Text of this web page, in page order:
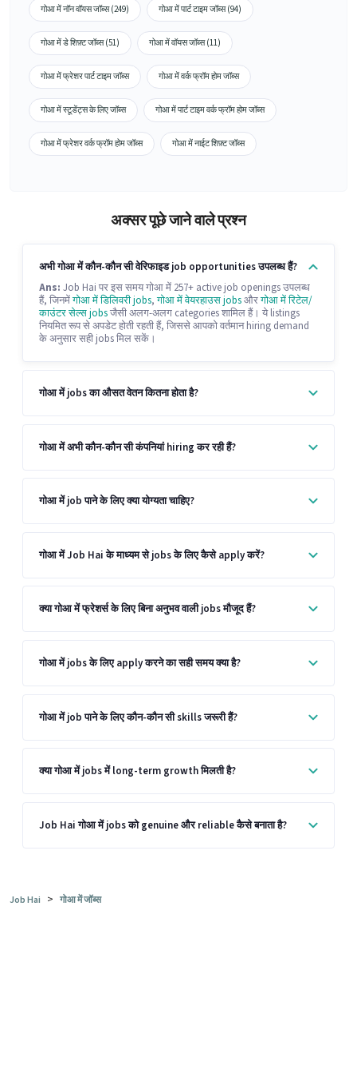
गोआ में नॉन वॉयस जॉब्स (249) गोआ में पार्ट टाइम जॉब्स (94)
गोआ में डे शिफ़्ट जॉब्स (51) गोआ में वॉयस जॉब्स (11)
गोआ में फ्रेशर पार्ट टाइम जॉब्स गोआ में वर्क फ्रॉम होम जॉब्स
गोआ में स्टूडेंट्स के लिए जॉब्स गोआ में पार्ट टाइम वर्क फ्रॉम होम जॉब्स
गोआ में फ्रेशर वर्क फ्रॉम होम जॉब्स गोआ में नाईट शिफ़्ट जॉब्स
अक्सर पूछे जाने वाले प्रश्न
अभी गोआ में कौन-कौन सी वेरिफाइड job opportunities उपलब्ध हैं?
Ans: Job Hai पर इस समय गोआ में 257+ active job openings उपलब्ध
हैं, जिनमेंगोआ में डिलिवरी jobs,गोआ में वेयरहाउस jobsऔरगोआ में रिटेल/
काउंटर सेल्स jobsजैसी अलग-अलग categories शामिल हैं। ये listings
नियमित रूप से अपडेट होती रहती हैं, जिससे आपको वर्तमान hiring demand
के अनुसार सही jobs मिल सकें।
गोआ में jobs का औसत वेतन कितना होता है?
गोआ में अभी कौन-कौन सी कंपनियां hiring कर रही हैं?
गोआ में job पाने के लिए क्या योग्यता चाहिए?
गोआ में Job Hai के माध्यम से jobs के लिए कैसे apply करें?
क्या गोआ में फ्रेशर्स के लिए बिना अनुभव वाली jobs मौजूद हैं?
गोआ में jobs के लिए apply करने का सही समय क्या है?
गोआ में job पाने के लिए कौन-कौन सी skills जरूरी हैं?
क्या गोआ में jobs में long-term growth मिलती है?
Job Hai गोआ में jobs को genuine और reliable कैसे बनाता है?
Job Hai > गोआ में जॉब्स